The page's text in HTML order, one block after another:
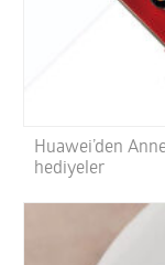
Huawei’den
hediyeler